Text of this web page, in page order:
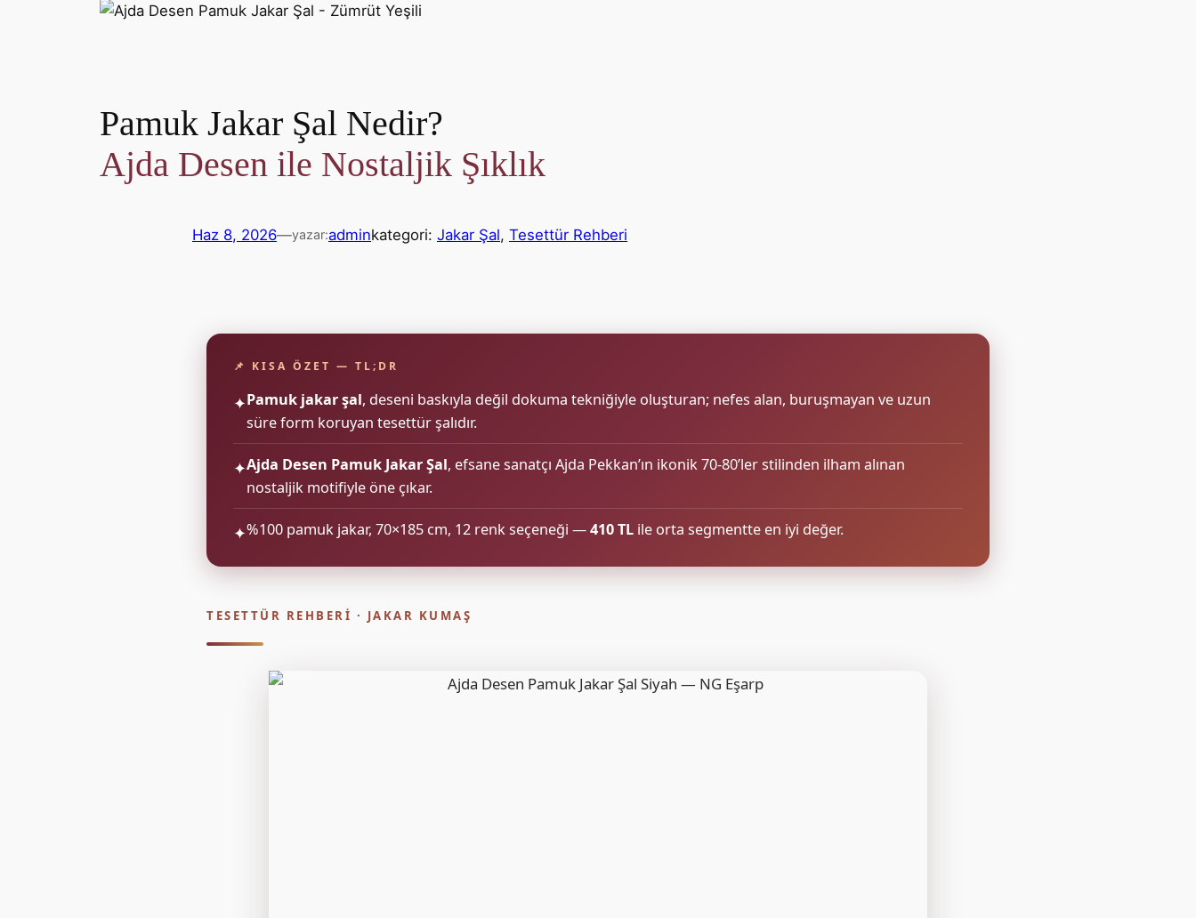
Pamuk Jakar Şal Nedir?
Ajda Desen ile Nostaljik Şıklık
Haz 8, 2026—yazar:adminkategori: Jakar Şal, Tesettür Rehberi
📌 KISA ÖZET — TL;DR
✦Pamuk jakar şal, deseni baskıyla değil dokuma tekniğiyle oluşturan; nefes alan, buruşmayan ve uzun
süre form koruyan tesettür şalıdır.
✦Ajda Desen Pamuk Jakar Şal, efsane sanatçı Ajda Pekkan’ın ikonik 70-80’ler stilinden ilham alınan
nostaljik motifiyle öne çıkar.
✦%100 pamuk jakar, 70×185 cm, 12 renk seçeneği —410 TL ile orta segmentte en iyi değer.
TESETTÜR REHBERI · JAKAR KUMAŞ